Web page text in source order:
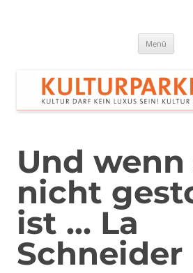
Menü
Und wenn
nicht
ist … La
Schneider